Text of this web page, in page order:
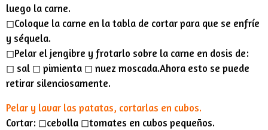
luego la carne.
◻︎Coloque la carne en la tabla de cortar para que se enfríe
y séquela.
◻︎Pelar el jengibre y frotarlo sobre la carne en dosis de:
◻︎ sal ◻︎ pimienta ◻︎ nuez moscada.Ahora esto se puede
retirar silenciosamente.
Pelar y lavar las patatas, cortarlas en cubos.
Cortar: ◻︎cebolla ◻︎tomates en cubos pequeños.